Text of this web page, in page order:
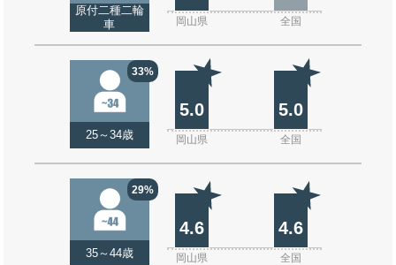
原付二種二輪
車
岡山県 全国
33%
25～34歳
5.0 5.0
岡山県 全国
29%
35～44歳
4.6 4.6
岡山県 全国